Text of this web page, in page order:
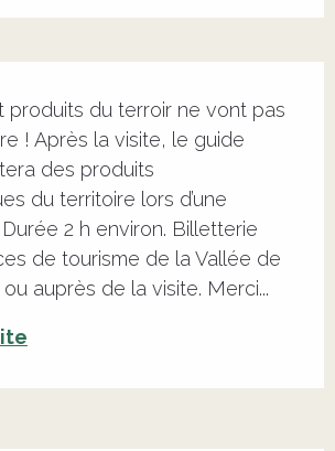
produits du terroir ne vont pas
! Après la visite, le guide
des produits
du territoire lors d’une
2 h environ. Billetterie
de tourisme de la Vallée de
auprès de la visite. Merci...